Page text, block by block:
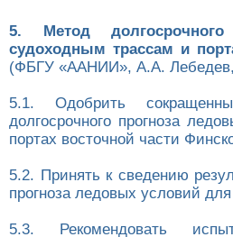
5. Метод
судоходным трассам и
(ФБГУ «ААНИИ», А.А.
5.1. Одобрить
долгосрочного прогноза
портах восточной части
5.2. Принять к сведению
прогноза ледовых условий
5.3. Рекомендовать